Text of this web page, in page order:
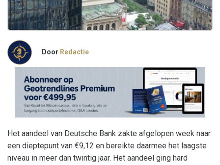
Door Redactie
Het aandeel van Deutsche Bank zakte afgelopen week naar
een dieptepunt van €9,12 en bereikte daarmee het laagste
niveau in meer dan twintig jaar. Het aandeel ging hard